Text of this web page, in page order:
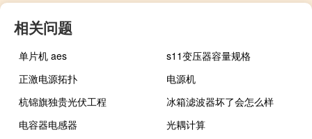
相关问题
单片机 aes
s11变压器容量规格
正激电源拓扑
电源机
杭锦旗独贵光伏工程
冰箱滤波器坏了会怎么样
电容器电感器
光耦计算